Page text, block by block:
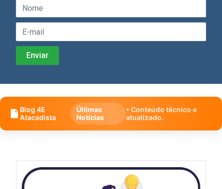
Blog 4E
Atacadista
Últimas
Notícias
• Conteúdo técnico e
atualizado.